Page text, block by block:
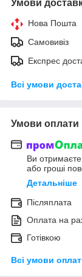
Умови
Нова Пошта
Самовивіз
Експрес
Всі умови
Умови оплати
Ви
або гроші
Детальніше
Післяплата
Оплата на
Готівкою
Всі умови